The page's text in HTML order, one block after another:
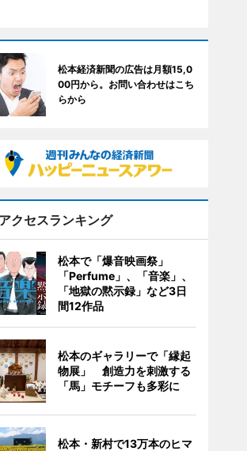
松本経済新聞の広告は月額15,0
00円から。お問い合わせはこち
らから
アクセスランキング
松本で「爆音映画祭」
「Perfume」、「音楽」、
「地獄の黙示録」など3日
間12作品
松本のギャラリーで「縁起
物展」 創造力を刺激する
「馬」モチーフも多彩に
松本・新村で13万本のヒマ